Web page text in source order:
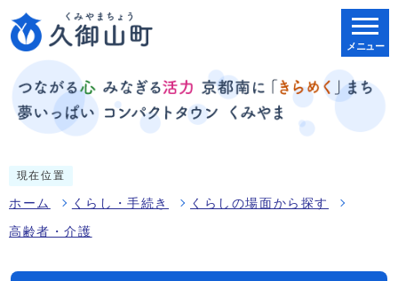
メニュー
現在位置
ホーム くらし・手続き くらしの場面から探す
高齢者・介護